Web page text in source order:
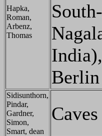
Hapka,
Roman,
Arbenz,
Thomas
Berlin
Sidisunthorn,
Pindar,
Gardner,
Simon,
Smart, dean